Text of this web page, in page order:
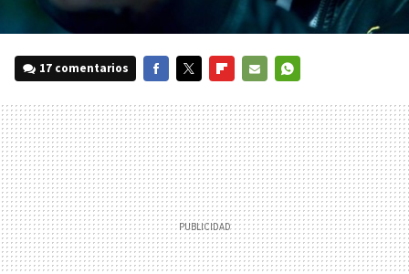
17 comentarios
MAIL